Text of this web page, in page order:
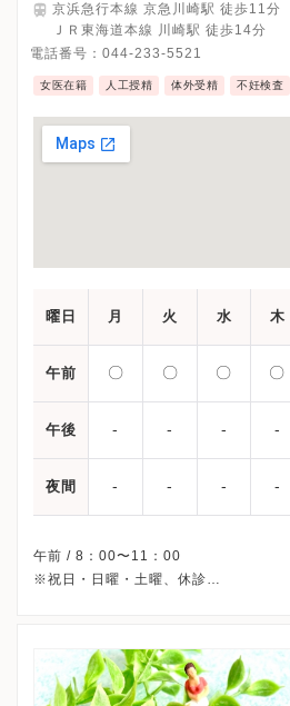
京浜急行本線 京急川崎駅 徒歩11分
ＪＲ東海道本線 川崎駅 徒歩14分
電話番号： 044-233-5521
女医在籍 人工授精 体外受精 不妊検査
曜日 月 火 水 木
午前 〇 〇 〇 〇
午後 - - - -
夜間 - - - -
午前 / 8：00〜11：00
※祝日・日曜・土曜、休診